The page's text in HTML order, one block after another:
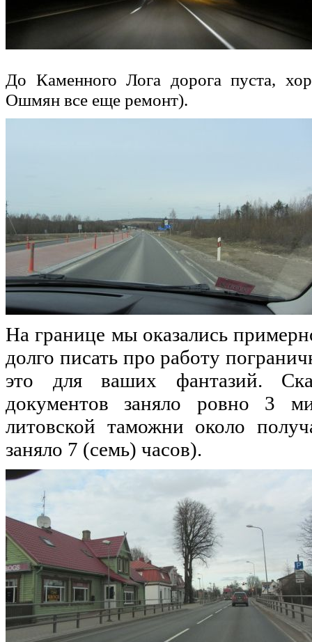
До Каменного Лога дорога пуста,
Ошмян все еще ремонт).
На границе мы оказались
долго писать про работу
это для ваших фантазий.
документов заняло ровно 3
литовской таможни около
заняло 7 (семь) часов).